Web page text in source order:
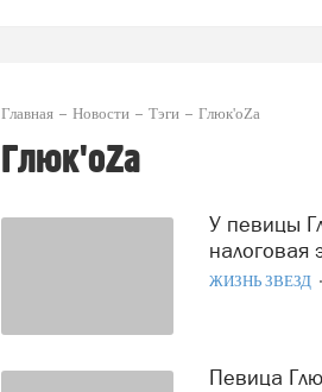
Главная Новости Тэги Глюк'oZа
Глюк'oZа
У певицы Глюк'oZы могут начаться серьезные проблемы:
налоговая
ЖИЗНЬ ЗВЕЗД
Певица